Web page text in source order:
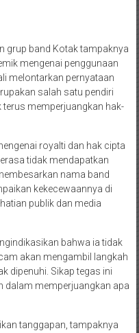
grup band Kotak tampaknya
mengenai penggunaan
melontarkan pernyataan
salah satu pendiri
memperjuangkan hak-
royalti dan hak cipta
tidak mendapatkan
nama band
kekecewaannya di
publik dan media
bahwa ia tidak
akan mengambil langkah
dipenuhi. Sikap tegas ini
dalam memperjuangkan apa
tanggapan, tampaknya